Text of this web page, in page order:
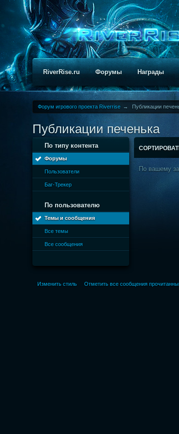
RiverRise.ru Форумы Награды
Форум игрового проекта Riverrise → Публикации
Публикации печенька
По типу контента
Форумы
Пользователи
Баг-Трекер
По пользователю
Темы и сообщения
Все темы
Все сообщения
По вашему
Изменить стиль Отметить все сообщения